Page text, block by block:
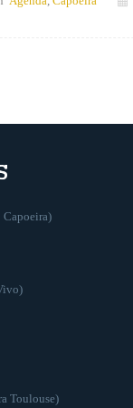
Capoeira)
Toulouse)